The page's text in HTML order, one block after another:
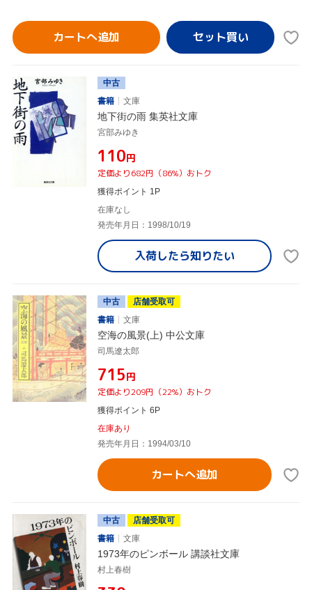
カートへ追加
中古
書籍
文庫
地下街の雨 集英社文庫
宮部みゆき
¥110円
定価より682円（86%）おトク
獲得ポイント 1P
在庫なし
発売年月日：1998/10/19
入荷したら知りたい
中古
店舗受取可
書籍
文庫
空海の風景(上) 中公文庫
司馬遼太郎
¥715円
定価より209円（22%）おトク
獲得ポイント 6P
在庫あり
発売年月日：1994/03/10
カートへ追加
中古
店舗受取可
書籍
文庫
1973年のピンボール 講談社文庫
村上春樹